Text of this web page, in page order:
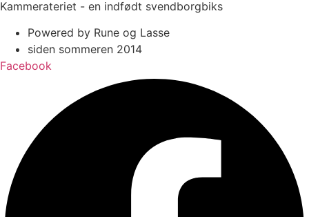
Kammerateriet - en indfødt svendborgbiks
Powered by Rune og Lasse
siden sommeren 2014
Facebook